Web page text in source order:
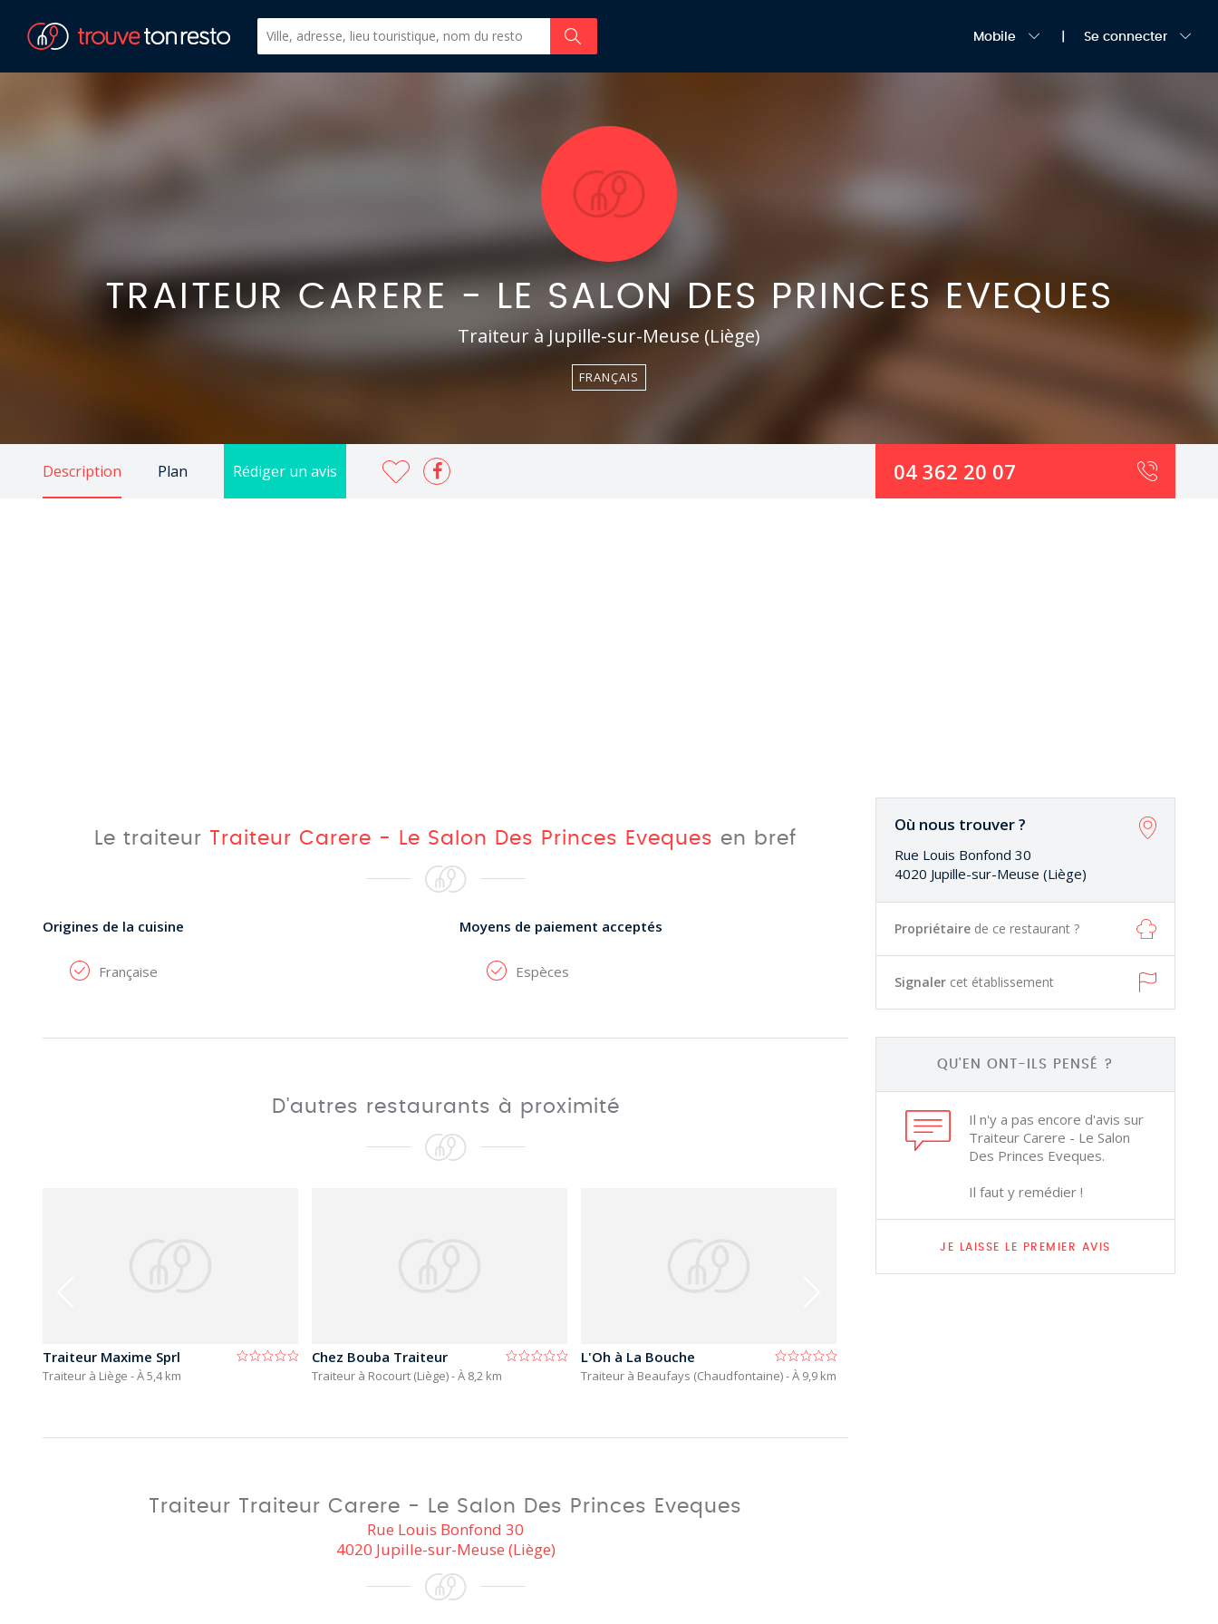
Mobile Se connecter
TRAITEUR CARERE - LE SALON DES PRINCES EVEQUES
Traiteur à Jupille-sur-Meuse (Liège)
FRANÇAIS
Description Plan Rédiger un avis 04 362 20 07
Où nous trouver ?
Rue Louis Bonfond 30
4020 Jupille-sur-Meuse (Liège)
Propriétaire de ce restaurant ?
Signaler cet établissement
QU'EN ONT-ILS PENSÉ ?
Il n'y a pas encore d'avis sur
Traiteur Carere - Le Salon
Des Princes Eveques.
Il faut y remédier !
JE LAISSE LE PREMIER AVIS
Le traiteur Traiteur Carere - Le Salon Des Princes Eveques en bref
Origines de la cuisine
Française
Moyens de paiement acceptés
Espèces
D'autres restaurants à proximité
Traiteur Maxime Sprl
Traiteur à Liège - À 5,4 km
Chez Bouba Traiteur
Traiteur à Rocourt (Liège)- À 8,2 km
L'Oh à La Bouche
Traiteur à Beaufays (Chaudfontaine)- À 9,9 km
Traiteur Traiteur Carere - Le Salon Des Princes Eveques
Rue Louis Bonfond 30
4020 Jupille-sur-Meuse (Liège)